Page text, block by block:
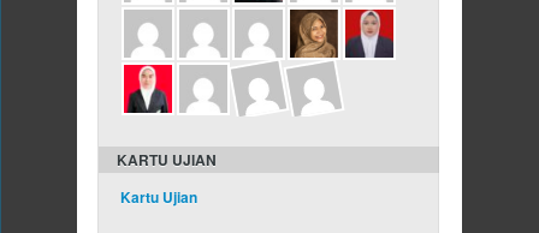
KARTU UJIAN
Kartu Ujian